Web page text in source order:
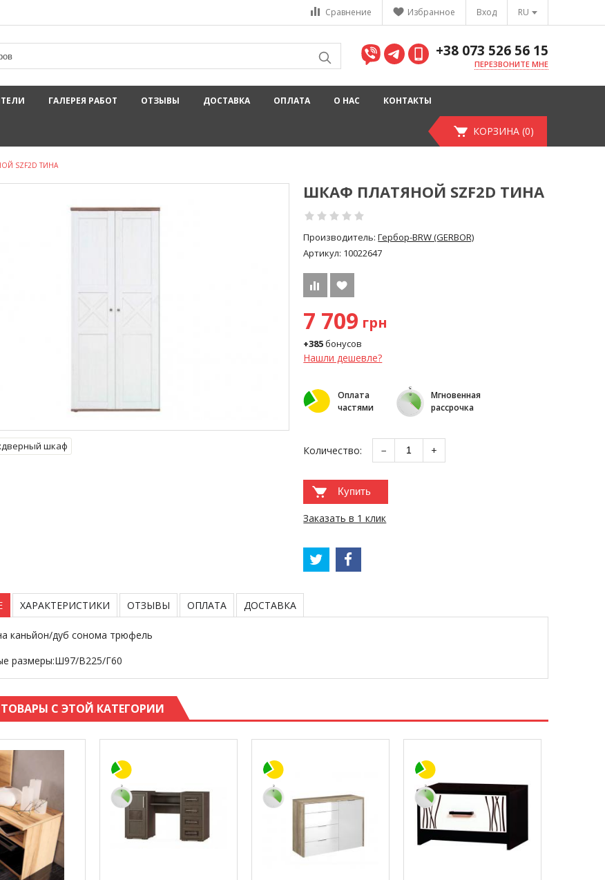
RU
Вход
Избранное
Сравнение
+38 073 526 56 15
ПЕРЕЗВОНИТЕ МНЕ
ГАЛЕРЕЯ РАБОТ ОТЗЫВЫ ДОСТАВКА ОПЛАТА О НАС КОНТАКТЫ
КОРЗИНА (0)
SZF2D ТИНА
шкаф
ШКАФ ПЛАТЯНОЙ SZF2D ТИНА
Производитель:Гербор-BRW (GERBOR)
Артикул: 10022647
7 709 грн
+385бонусов
Нашли дешевле?
Оплата
частями
Мгновенная
рассрочка
Количество: − +
Купить
Заказать в 1 клик
ХАРАКТЕРИСТИКИ ОТЗЫВЫ ОПЛАТА ДОСТАВКА
каньйон/дуб сонома трюфель
размеры:Ш97/В225/Г60
С ЭТОЙ КАТЕГОРИИ